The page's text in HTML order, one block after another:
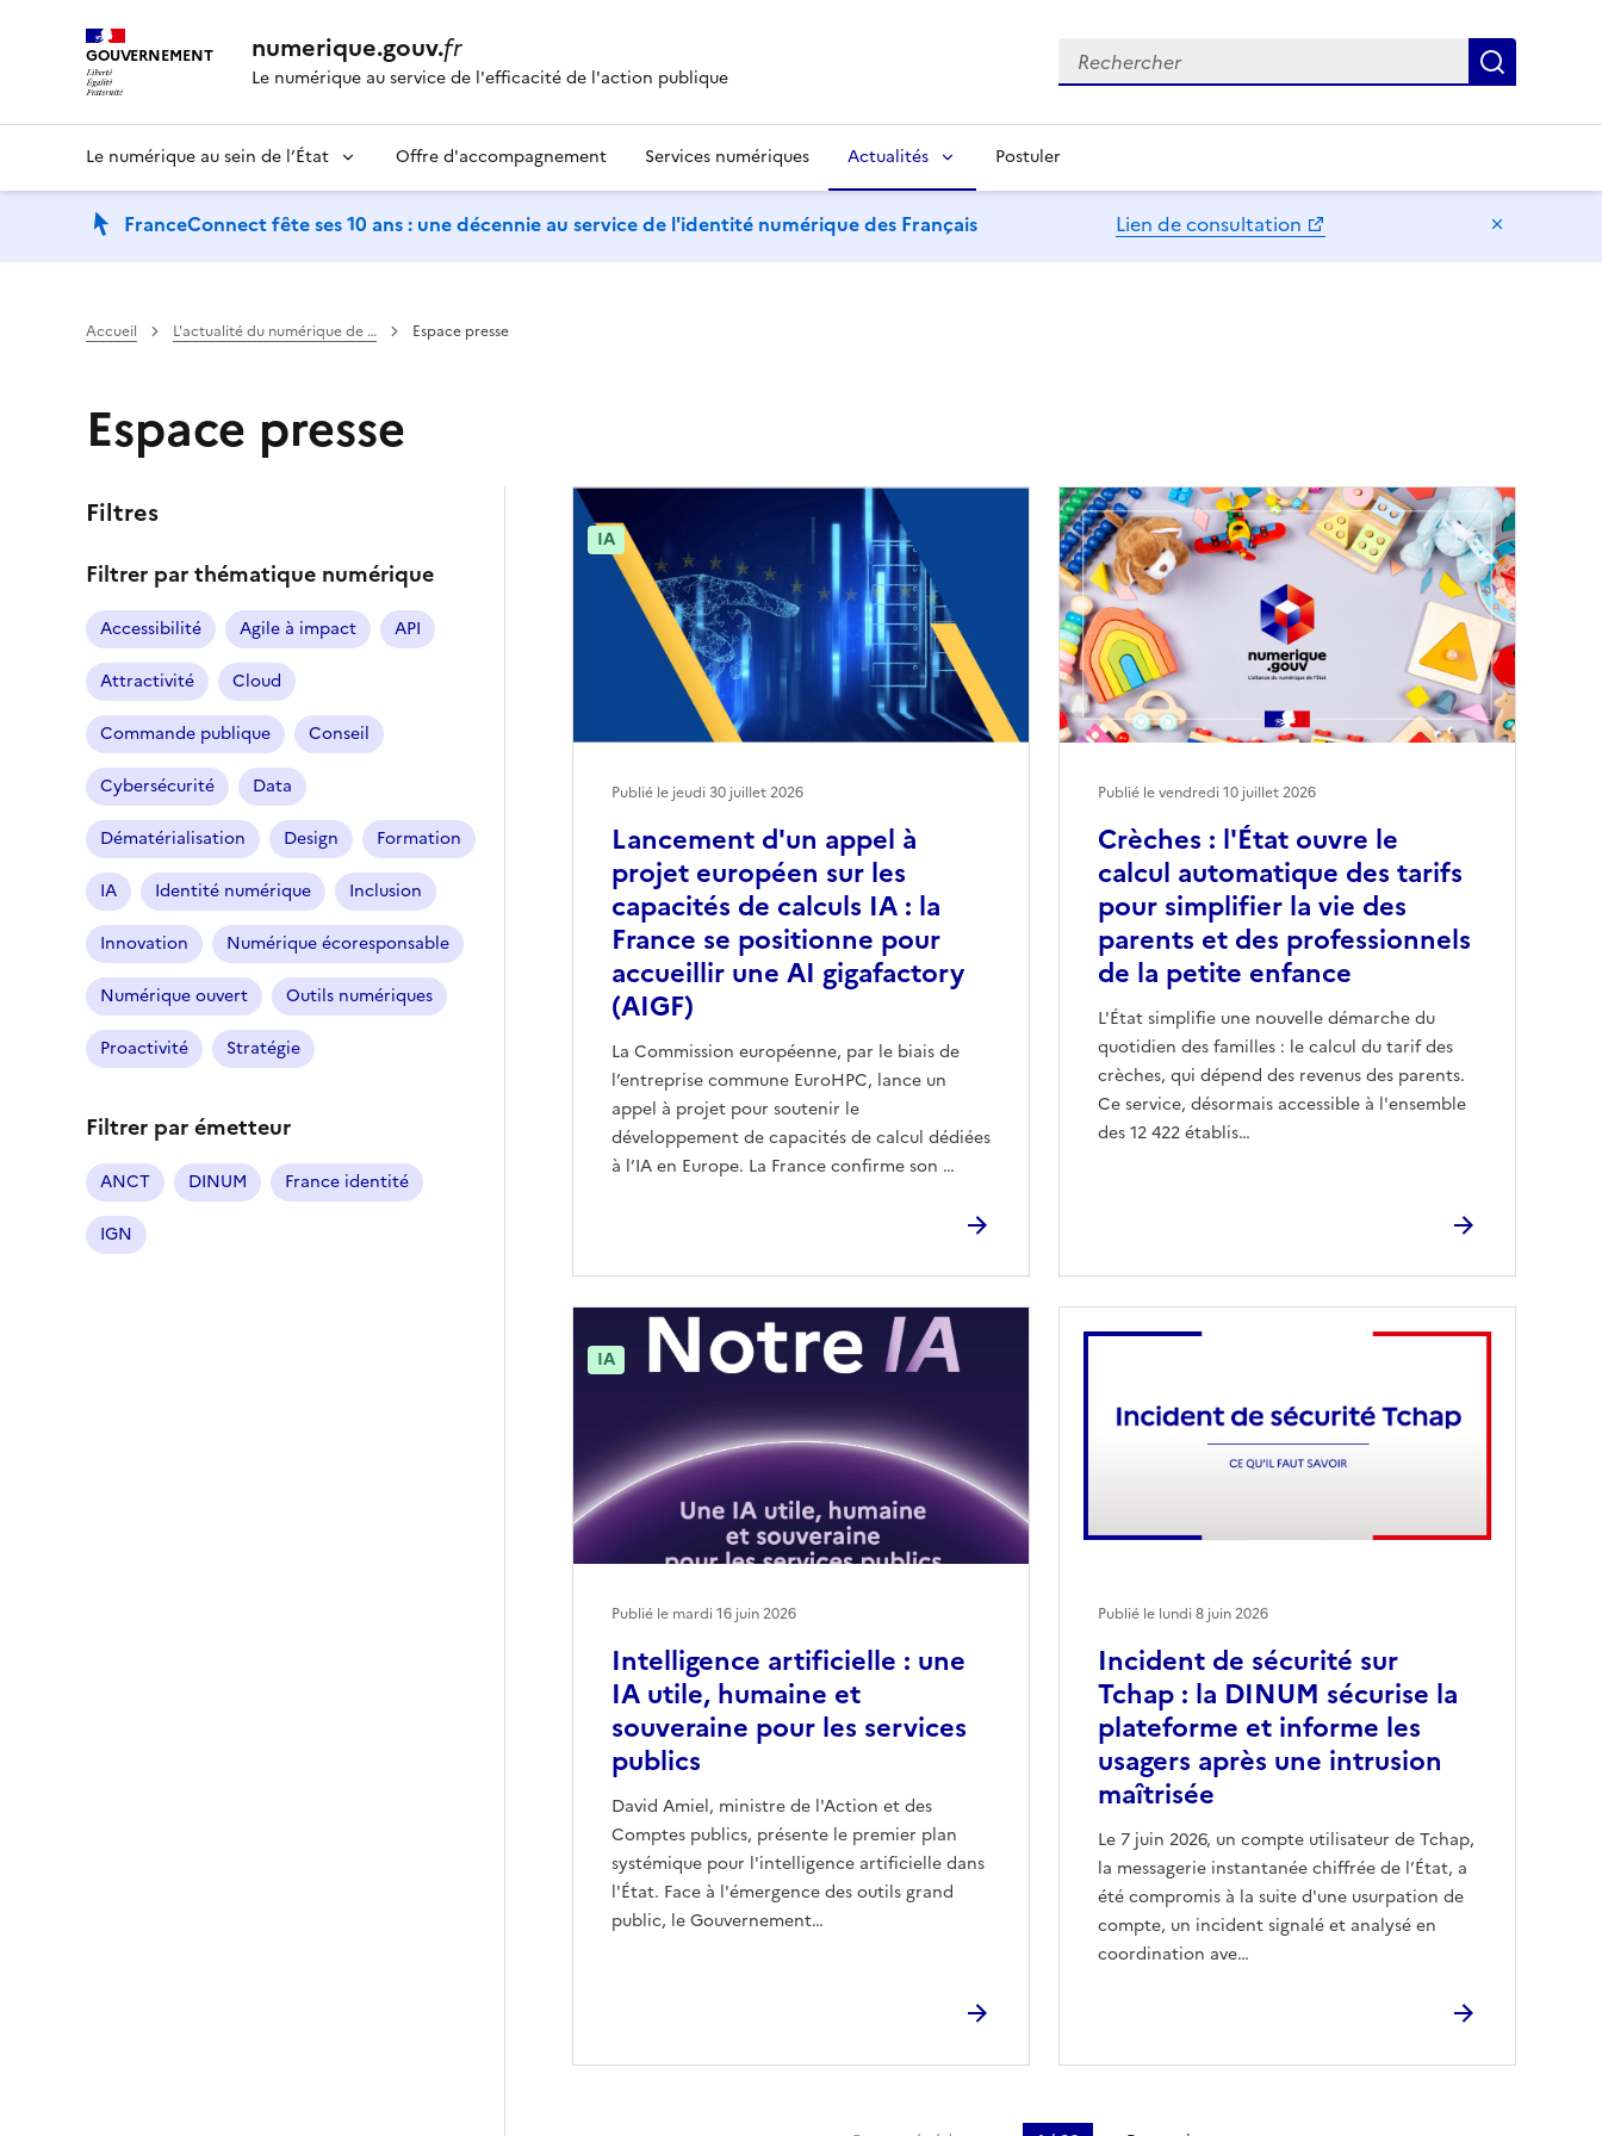
GOUVERNEMENT numerique.gouv.fr
Le numérique au service de l'efficacité de l'action publique
Rechercher
Le numérique au sein de l’État Offre d'accompagnement Services numériques Actualités Postuler
FranceConnect fête ses 10 ans : une décennie au service de l'identité numérique des Français Lien de consultation
Accueil L'actualité du numérique de … Espace presse
Espace presse
Filtres
Filtrer par thématique numérique
Accessibilité Agile à impact API
Attractivité Cloud
Commande publique Conseil
Cybersécurité Data
Dématérialisation Design Formation
IA Identité numérique Inclusion
Innovation Numérique écoresponsable
Numérique ouvert Outils numériques
Proactivité Stratégie
Filtrer par émetteur
ANCT DINUM France identité
IGN
Lancement d'un appel à
projet européen sur les
capacités de calculs IA : la
France se positionne pour
accueillir une AI gigafactory
(AIGF)
La Commission européenne, par le biais de
l’entreprise commune EuroHPC, lance un
appel à projet pour soutenir le
développement de capacités de calcul dédiées
à l’IA en Europe. La France confirme son …
Publié le jeudi 30 juillet 2026
IA
Crèches : l'État ouvre le
calcul automatique des tarifs
pour simplifier la vie des
parents et des professionnels
de la petite enfance
L'État simplifie une nouvelle démarche du
quotidien des familles : le calcul du tarif des
crèches, qui dépend des revenus des parents.
Ce service, désormais accessible à l'ensemble
des 12 422 établis…
Publié le vendredi 10 juillet 2026
Intelligence artificielle : une
IA utile, humaine et
souveraine pour les services
publics
David Amiel, ministre de l'Action et des
Comptes publics, présente le premier plan
systémique pour l'intelligence artificielle dans
l'État. Face à l'émergence des outils grand
public, le Gouvernement…
Publié le mardi 16 juin 2026
IA
Incident de sécurité sur
Tchap : la DINUM sécurise la
plateforme et informe les
usagers après une intrusion
maîtrisée
Le 7 juin 2026, un compte utilisateur de Tchap,
la messagerie instantanée chiffrée de l’État, a
été compromis à la suite d'une usurpation de
compte, un incident signalé et analysé en
coordination ave…
Publié le lundi 8 juin 2026